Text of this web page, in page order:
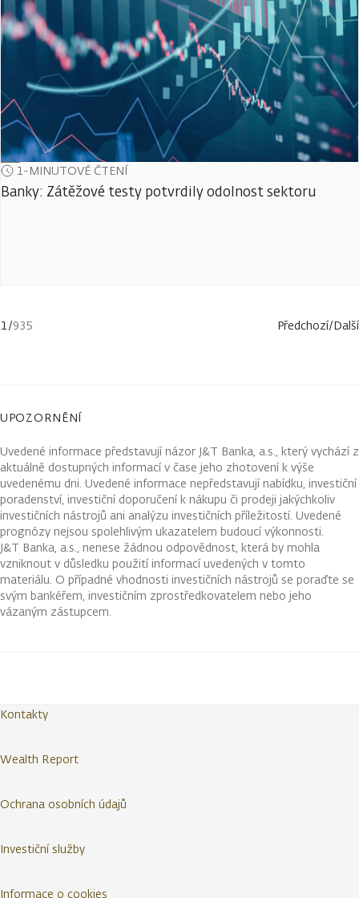
1-MINUTOVÉ ČTENÍ
Banky: Zátěžové testy potvrdily odolnost sektoru
1/935 Předchozí/Další
UPOZORNĚNÍ
Uvedené informace představují názor J&T Banka, a.s., který vychází z
aktuálně dostupných informací v čase jeho zhotovení k výše
uvedenému dni. Uvedené informace nepředstavují nabídku, investiční
poradenství, investiční doporučení k nákupu či prodeji jakýchkoliv
investičních nástrojů ani analýzu investičních příležitostí. Uvedené
prognózy nejsou spolehlivým ukazatelem budoucí výkonnosti.
J&T Banka, a.s., nenese žádnou odpovědnost, která by mohla
vzniknout v důsledku použití informací uvedených v tomto
materiálu. O případné vhodnosti investičních nástrojů se poraďte se
svým bankéřem, investičním zprostředkovatelem nebo jeho
vázaným zástupcem.
Kontakty
Wealth Report
Ochrana osobních údajů
Investiční služby
Informace o cookies